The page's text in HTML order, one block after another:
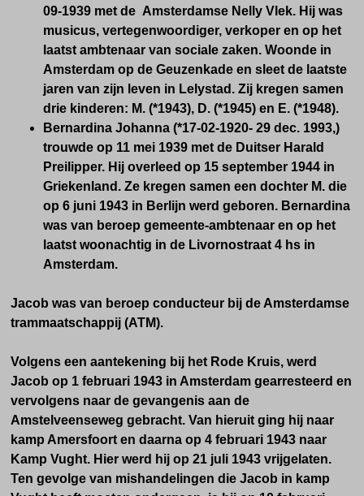
09-1939 met de Amsterdamse Nelly Vlek. Hij was
musicus, vertegenwoordiger, verkoper en op het
laatst ambtenaar van sociale zaken. Woonde in
Amsterdam op de Geuzenkade en sleet de laatste
jaren van zijn leven in Lelystad. Zij kregen samen
drie kinderen: M. (*1943), D. (*1945) en E. (*1948).
Bernardina Johanna (*17-02-1920- 29 dec. 1993,)
trouwde op 11 mei 1939 met de Duitser Harald
Preilipper. Hij overleed op 15 september 1944 in
Griekenland. Ze kregen samen een dochter M. die
op 6 juni 1943 in Berlijn werd geboren. Bernardina
was van beroep gemeente-ambtenaar en op het
laatst woonachtig in de Livornostraat 4 hs in
Amsterdam.
Jacob was van beroep conducteur bij de Amsterdamse
trammaatschappij (ATM).
Volgens een aantekening bij het Rode Kruis, werd
Jacob op 1 februari 1943 in Amsterdam gearresteerd en
vervolgens naar de gevangenis aan de
Amstelveenseweg gebracht. Van hieruit ging hij naar
kamp Amersfoort en daarna op 4 februari 1943 naar
Kamp Vught. Hier werd hij op 21 juli 1943 vrijgelaten.
Ten gevolge van mishandelingen die Jacob in kamp